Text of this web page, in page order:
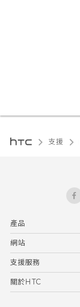
支援
產品
5G
智能手機
區塊鍊手機
網站
HTC Dev
HTC Research
支援服務
服務中心
關於HTC